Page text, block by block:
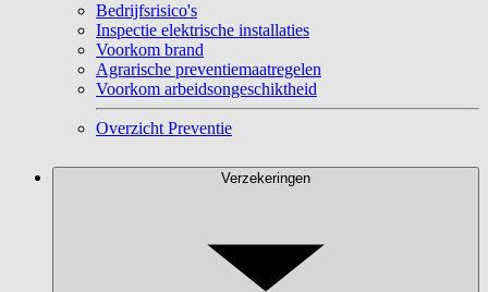
Bedrijfsrisico's
Inspectie elektrische installaties
Voorkom brand
Agrarische preventiemaatregelen
Voorkom arbeidsongeschiktheid
Overzicht Preventie
Verzekeringen